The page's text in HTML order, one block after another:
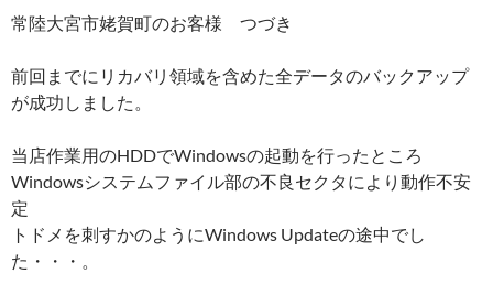
常陸大宮市姥賀町のお客様 つづき
前回までにリカバリ領域を含めた全データのバックアップ
が成功しました。
当店作業用のHDDでWindowsの起動を行ったところ
Windowsシステムファイル部の不良セクタにより動作不安
定
トドメを刺すかのようにWindows Updateの途中でし
た・・・。